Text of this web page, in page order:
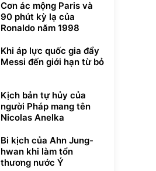
Cơn ác mộng Paris và
90 phút kỳ lạ của
Ronaldo năm 1998
Khi áp lực quốc gia đẩy
Messi đến giới hạn từ bỏ
Kịch bản tự hủy của
người Pháp mang tên
Nicolas Anelka
Bi kịch của Ahn Jung-
hwan khi làm tổn
thương nước Ý